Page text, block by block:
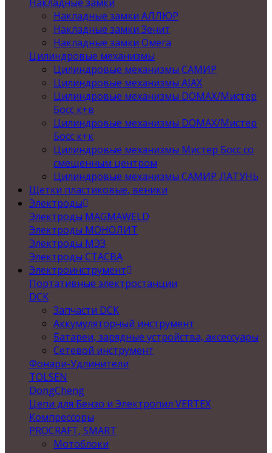
Накладные замки АЛЛЮР
Накладные замки Зенит
Накладные замки Омега
Цилиндровые механизмы
Цилиндровые механизмы САМИР
Цилиндровые механизмы AJAX
Цилиндровые механизмы DOMAX/Мистер
Босс к+в
Цилиндровые механизмы DOMAX/Мистер
Босс к+к
Цилиндровые механизмы Мистер Босс со
смещенным центром
Цилиндровые механизмы САМИР ЛАТУНЬ
Щетки пластиковые, веники
Электроды
Электроды MAGMAWELD
Электроды МОНОЛИТ
Электроды МЭЗ
Электроды СТАСВА
Электроинструмент
Портативные электростанции
DCK
Запчасти DCK
Аккумуляторный инструмент
Батареи, зарядные устройства, аксессуары
Сетевой инструмент
Фонари-Удлинители
TOLSEN
DongCheng
Цепи для Бензо и Электропил VERTEX
Компрессоры
PROCRAFT, SMART
Мотоблоки